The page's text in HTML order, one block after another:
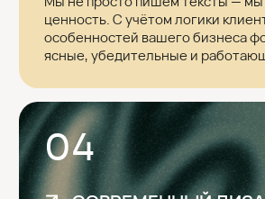
Написать
в Telegram
Мы зададим вам несколько вопросов,
проконсультируем по вопросам сайта и его
продвижения и вышлем коммерческое
предложение.